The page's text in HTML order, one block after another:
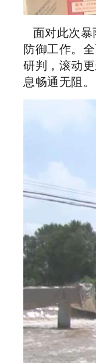
面对此次暴
防御工作。
研判，滚动
息畅通无阻。